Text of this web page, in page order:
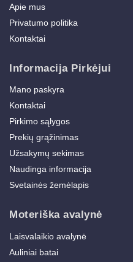
Apie mus
Privatumo politika
Kontaktai
Informacija Pirkėjui
Mano paskyra
Kontaktai
Pirkimo sąlygos
Prekių grąžinimas
Užsakymų sekimas
Naudinga informacija
Svetainės žemėlapis
Moteriška avalynė
Laisvalaikio avalynė
Auliniai batai